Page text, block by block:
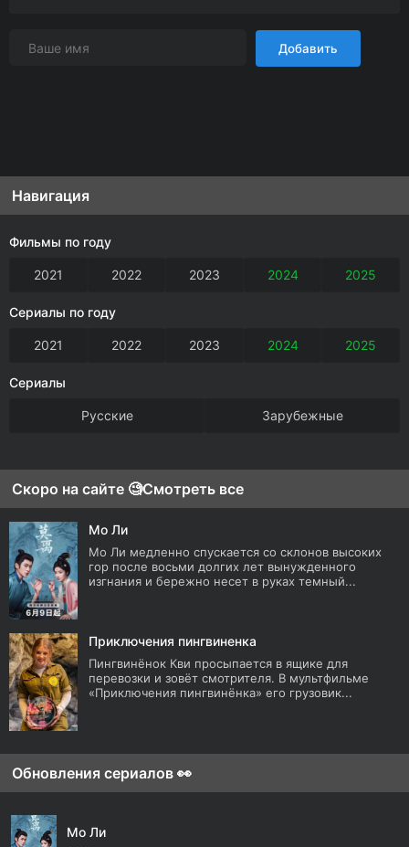
Добавить
Навигация
Фильмы по году
2021 2022 2023 2024 2025
Сериалы по году
2021 2022 2023 2024 2025
Сериалы
Русские Зарубежные
Скоро на сайте 🧐Смотреть все
Мо Ли
Мо Ли медленно спускается со склонов высоких
гор после восьми долгих лет вынужденного
изгнания и бережно несет в руках темный...
Приключения пингвиненка
Пингвинёнок Кви просыпается в ящике для
перевозки и зовёт смотрителя. В мультфильме
«Приключения пингвинёнка» его грузовик...
Обновления сериалов 👀
Мо Ли